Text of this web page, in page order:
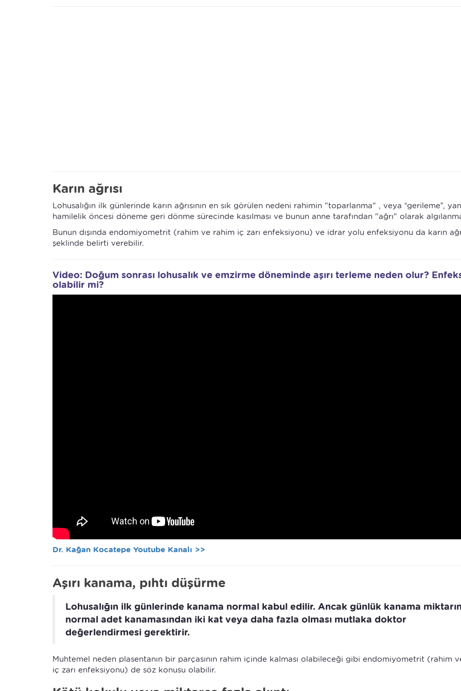
Karın ağrısı
Lohusalığın ilk günlerinde karın ağrısının en sık görülen nedeni rahimin "toparlanma" , veya “gerileme”,
hamilelik öncesi döneme geri dönme sürecinde kasılması ve bunun anne tarafından "ağrı" olarak
Bunun dışında endomiyometrit (rahim ve rahim iç zarı enfeksiyonu) ve idrar yolu enfeksiyonu da karın
şeklinde belirti verebilir.
Video: Doğum sonrası lohusalık ve emzirme döneminde aşırı terleme neden olur?
olabilir mi?
Dr. Kağan Kocatepe Youtube Kanalı >>
Aşırı kanama, pıhtı düşürme
Lohusalığın ilk günlerinde kanama normal kabul edilir. Ancak günlük kanama
normal adet kanamasından iki kat veya daha fazla olması mutlaka doktor
değerlendirmesi gerektirir.
Muhtemel neden plasentanın bir parçasının rahim içinde kalması olabileceği gibi endomiyometrit (rahim
iç zarı enfeksiyonu) de söz konusu olabilir.